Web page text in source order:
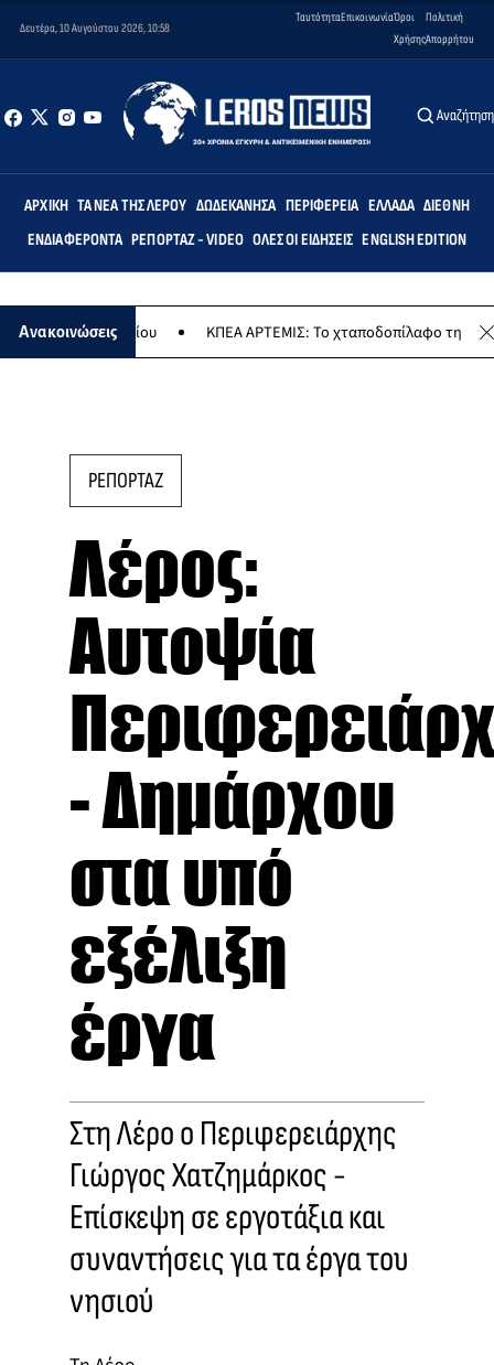
Δευτέρα, 10 Αυγούστου 2026, 10:58
ΤαυτότηταΕπικοινωνίαΌροι
Χρήσης
Πολιτική
Απορρήτου
Αναζήτηση
ΑΡΧΙΚΉ ΤΑ ΝΈΑ ΤΗΣ ΛΈΡΟΥ ΔΩΔΕΚΆΝΗΣΑ ΠΕΡΙΦΈΡΕΙΑ ΕΛΛΆΔΑ ΔΙΕΘΝΉ
ΕΝΔΙΑΦΈΡΟΝΤΑ ΡΕΠΟΡΤΆΖ - VIDEO ΌΛΕΣ ΟΙ ΕΙΔΉΣΕΙΣ ENGLISH EDITION
ΑνακοινώσειςΚΠΕΑ ΑΡΤΕΜΙΣ: Το χταποδοπίλαφο της Παναγίας -
ΡΕΠΟΡΤΑΖ
Λέρος:
Αυτοψία
- Δημάρχου
στα υπό
εξέλιξη
έργα
Στη Λέρο ο Περιφερειάρχης
Γιώργος Χατζημάρκος -
Επίσκεψη σε εργοτάξια και
συναντήσεις για τα έργα του
νησιού